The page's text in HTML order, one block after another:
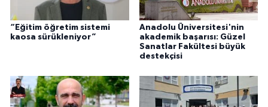
“Eğitim öğretim sistemi
kaosa sürükleniyor”
Anadolu Üniversitesi'nin
akademik başarısı: Güzel
Sanatlar Fakültesi büyük
destekçisi